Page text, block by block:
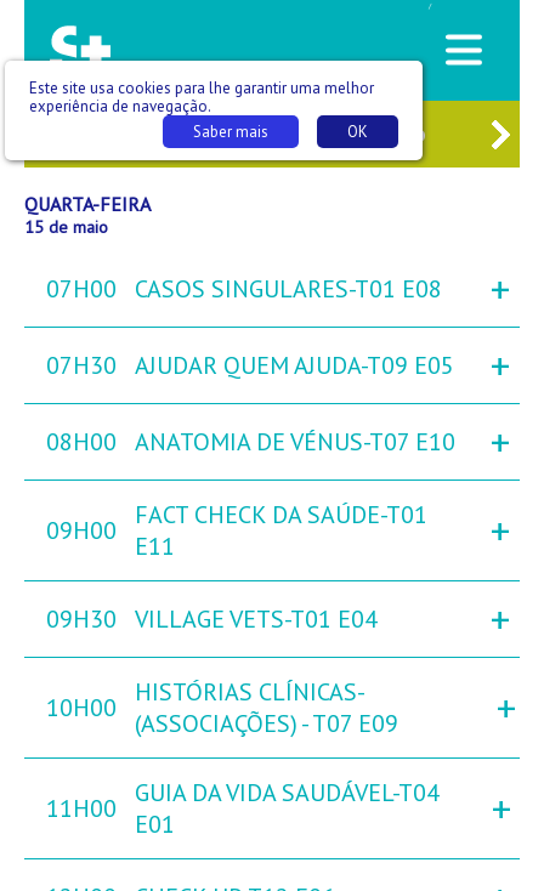
/
QUA15 QUI 16 SEX
QUARTA-FEIRA
15 de maio
07H00 CASOS SINGULARES-T01 E08 +
07H30 AJUDAR QUEM AJUDA-T09 E05 +
08H00 ANATOMIA DE VÉNUS-T07 E10 +
09H00
FACT CHECK DA SAÚDE-T01
E11
+
09H30 VILLAGE VETS-T01 E04 +
10H00
HISTÓRIAS CLÍNICAS-
(ASSOCIAÇÕES) - T07 E09
+
11H00
GUIA DA VIDA SAUDÁVEL-T04
E01
+
Este site usa cookies para lhe garantir uma melhor
experiência de navegação.
OK
Saber mais